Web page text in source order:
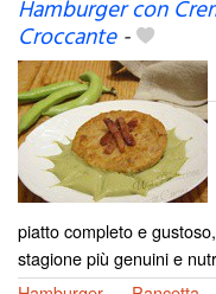
Hamburger con
Croccante-
piatto completo e
stagione più genuini e